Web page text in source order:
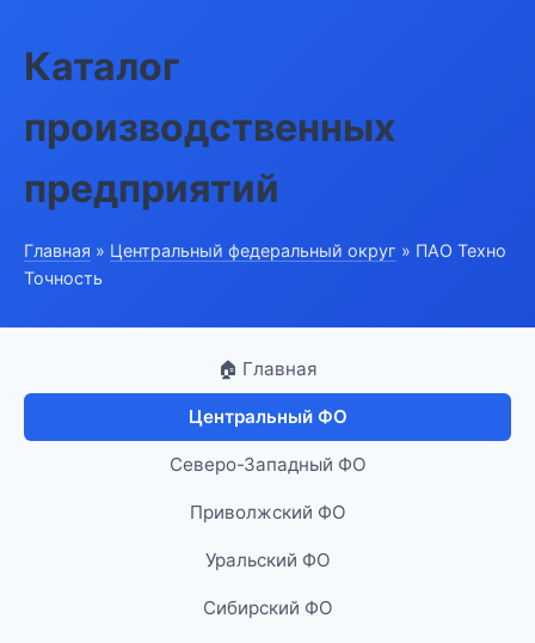
Каталог
производственных
предприятий
Главная » Центральный федеральный округ » ПАО Техно
Точность
🏠 Главная
Центральный ФО
Северо-Западный ФО
Приволжский ФО
Уральский ФО
Сибирский ФО